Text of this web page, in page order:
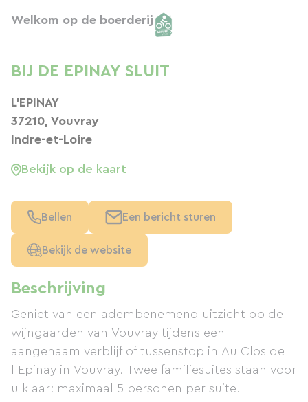
Beschrijving
Geniet van een adembenemend uitzicht op de
wijngaarden van Vouvray tijdens een
aangenaam verblijf of tussenstop in Au Clos de
l'Epinay in Vouvray. Twee familiesuites staan ​​voor
u klaar: maximaal 5 personen per suite.
Welkom op de boerderij
BIJ DE EPINAY SLUIT
L'EPINAY
37210, Vouvray
Indre-et-Loire
Bekijk op de kaart
Bellen Een bericht sturen
Bekijk de website